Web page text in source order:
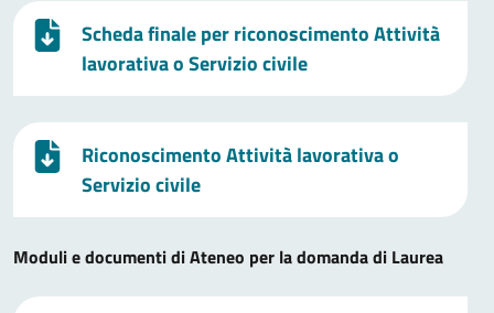
Scheda finale per riconoscimento Attività
lavorativa o Servizio civile
Riconoscimento Attività lavorativa o
Servizio civile
Moduli e documenti di Ateneo per la domanda di Laurea